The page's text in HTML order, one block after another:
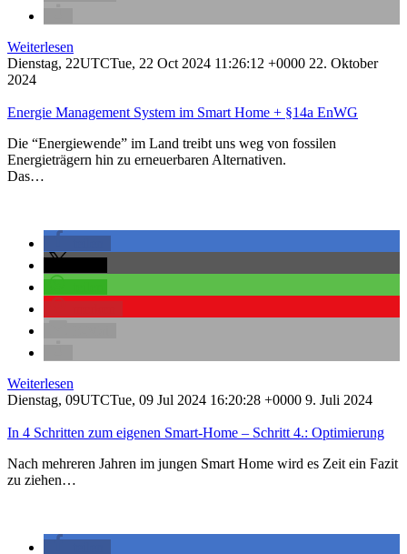
Weiterlesen
Dienstag, 22UTCTue, 22 Oct 2024 11:26:12 +0000 22. Oktober
2024
Energie Management System im Smart Home + §14a EnWG
Die “Energiewende” im Land treibt uns weg von fossilen
Energieträgern hin zu erneuerbaren Alternativen.
Das…
Weiterlesen
Dienstag, 09UTCTue, 09 Jul 2024 16:20:28 +0000 9. Juli 2024
In 4 Schritten zum eigenen Smart-Home – Schritt 4.: Optimierung
Nach mehreren Jahren im jungen Smart Home wird es Zeit ein Fazit
zu ziehen…